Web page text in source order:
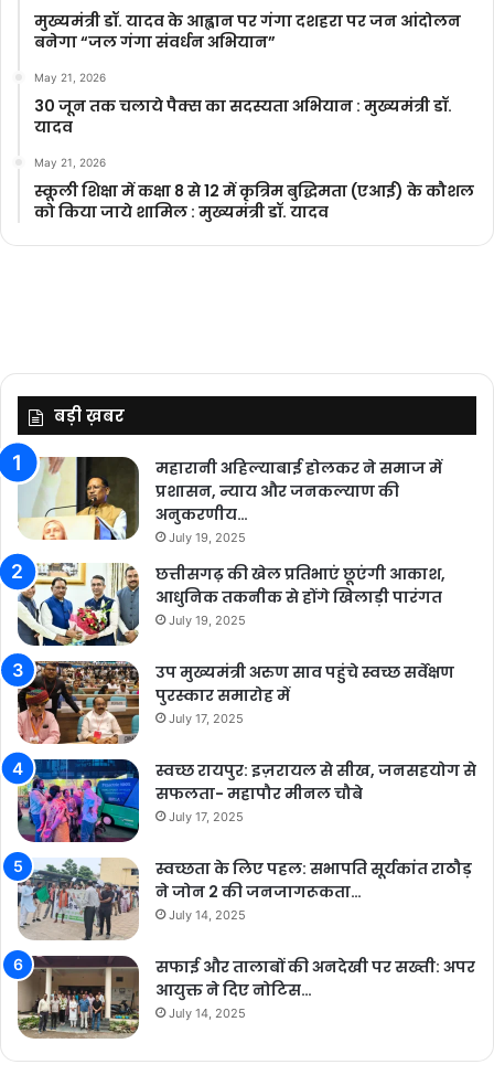
मुख्यमंत्री डॉ. यादव के आह्वान पर गंगा दशहरा पर जन आंदोलन
बनेगा “जल गंगा संवर्धन अभियान”
May 21, 2026
30 जून तक चलाये पैक्स का सदस्यता अभियान : मुख्यमंत्री डॉ.
यादव
May 21, 2026
स्कूली शिक्षा में कक्षा 8 से 12 में कृ‍त्रिम बुद्धिमता (एआई) के कौशल
को किया जाये शामिल : मुख्यमंत्री डॉ. यादव
बड़ी ख़बर
महारानी अहिल्याबाई होलकर ने समाज में
प्रशासन, न्याय और जनकल्याण की
अनुकरणीय…
July 19, 2025
छत्तीसगढ़ की खेल प्रतिभाएं छूएंगी आकाश,
आधुनिक तकनीक से होंगे खिलाड़ी पारंगत
July 19, 2025
उप मुख्यमंत्री अरुण साव पहुंचे स्वच्छ सर्वेक्षण
पुरस्कार समारोह में
July 17, 2025
स्वच्छ रायपुर: इज़रायल से सीख, जनसहयोग से
सफलता- महापौर मीनल चौबे
July 17, 2025
स्वच्छता के लिए पहल: सभापति सूर्यकांत राठौड़
ने जोन 2 की जनजागरूकता…
July 14, 2025
सफाई और तालाबों की अनदेखी पर सख्ती: अपर
आयुक्त ने दिए नोटिस…
July 14, 2025